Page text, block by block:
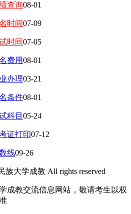
查询08-01
时间07-09
时间07-05
费用08-01
办理03-21
条件08-01
科目 05-24
证打印07-12
线09-26
族大学成教 All rights reserved
成教交流信息网站，敬请考生以权